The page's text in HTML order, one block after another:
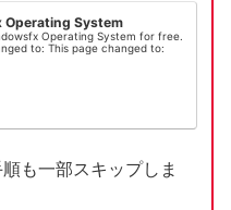
Operating System
Operating System for free.
to: This page changed to:
も一部スキップしま